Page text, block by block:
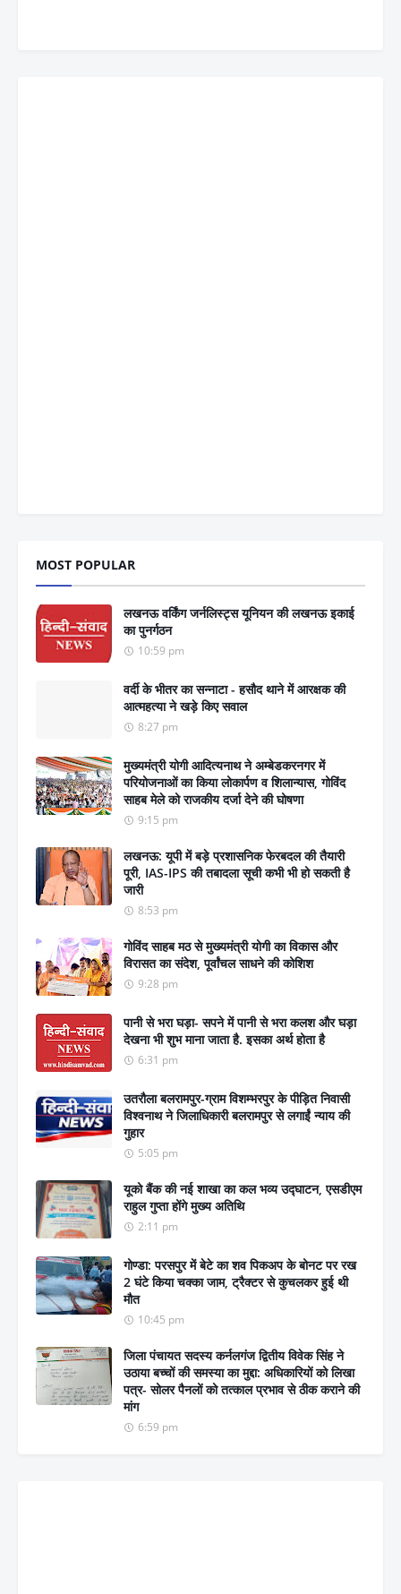
MOST POPULAR
लखनऊ वर्किंग जर्नलिस्ट्स यूनियन की लखनऊ इकाई
का पुनर्गठन
10:59 pm
वर्दी के भीतर का सन्नाटा - हसौद थाने में आरक्षक की
आत्महत्या ने खड़े किए सवाल
8:27 pm
मुख्यमंत्री योगी आदित्यनाथ ने अम्बेडकरनगर में
परियोजनाओं का किया लोकार्पण व शिलान्यास, गोविंद
साहब मेले को राजकीय दर्जा देने की घोषणा
9:15 pm
लखनऊ: यूपी में बड़े प्रशासनिक फेरबदल की तैयारी
पूरी, IAS-IPS की तबादला सूची कभी भी हो सकती है
जारी
8:53 pm
गोविंद साहब मठ से मुख्यमंत्री योगी का विकास और
विरासत का संदेश, पूर्वांचल साधने की कोशिश
9:28 pm
पानी से भरा घड़ा- सपने में पानी से भरा कलश और घड़ा
देखना भी शुभ माना जाता है. इसका अर्थ होता है
6:31 pm
उतरौला बलरामपुर-ग्राम विशम्भरपुर के पीड़ित निवासी
विश्वनाथ ने जिलाधिकारी बलरामपुर से लगाईं न्याय की
गुहार
5:05 pm
यूको बैंक की नई शाखा का कल भव्य उद्घाटन, एसडीएम
राहुल गुप्ता होंगे मुख्य अतिथि
2:11 pm
गोण्डा: परसपुर में बेटे का शव पिकअप के बोनट पर रख
2 घंटे किया चक्का जाम, ट्रैक्टर से कुचलकर हुई थी
मौत
10:45 pm
जिला पंचायत सदस्य कर्नलगंज द्वितीय विवेक सिंह ने
उठाया बच्चों की समस्या का मुद्दा: अधिकारियों को लिखा
पत्र- सोलर पैनलों को तत्काल प्रभाव से ठीक कराने की
मांग
6:59 pm